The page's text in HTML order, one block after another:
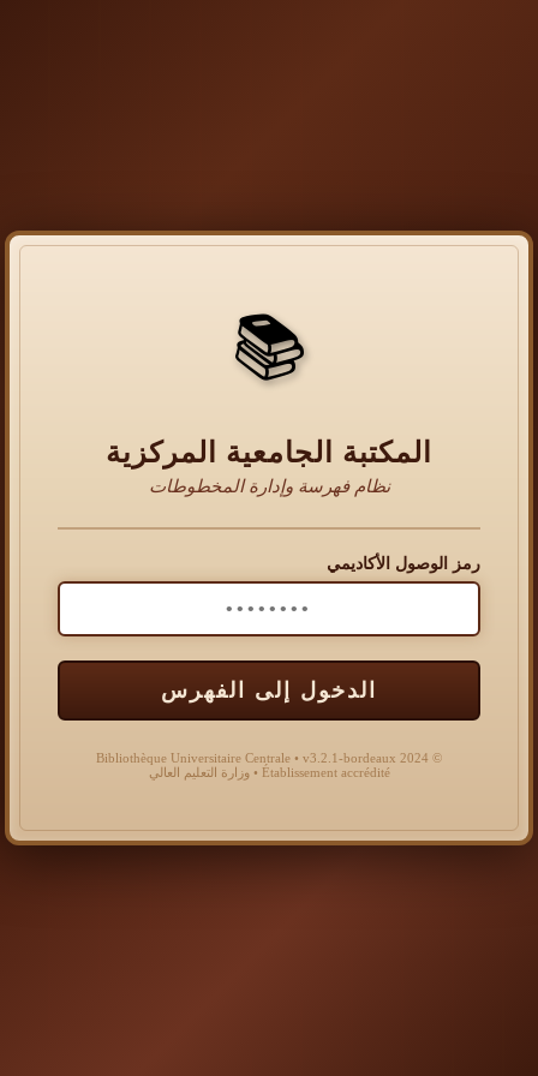
📚
المكتبة الجامعية المركزية
نظام فهرسة وإدارة المخطوطات
رمز الوصول الأكاديمي
الدخول إلى الفهرس
© 2024 Bibliothèque Universitaire Centrale • v3.2.1-bordeaux
Établissement accrédité • وزارة التعليم العالي